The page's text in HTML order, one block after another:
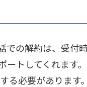
での解約は、受付
ートしてくれます
る必要があります。